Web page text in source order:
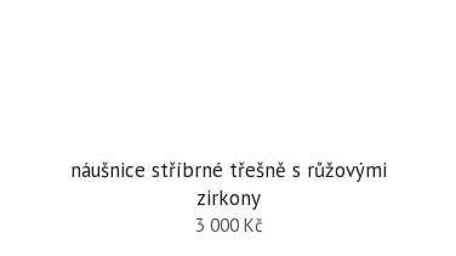
náušnice stříbrné třešně s růžovými
zirkony
3 000 Kč